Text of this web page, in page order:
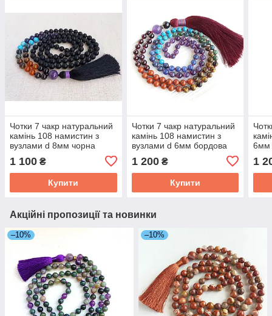
Чотки 7 чакр натуральний
камінь 108 намистин з
вузлами d 8мм чорна
1 100 ₴
Купити
Чотки 7 чакр натуральний
камінь 108 намистин з
вузлами d 6мм бордова
1 200₴
Купити
6мм
1
Акційні пропозиції та новинки
–10% –10%